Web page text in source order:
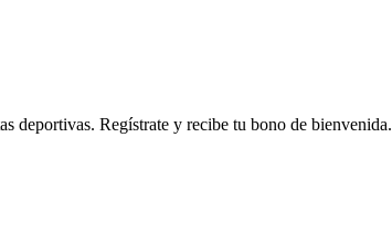
deportivas. Regístrate y recibe tu bono de bienvenida.